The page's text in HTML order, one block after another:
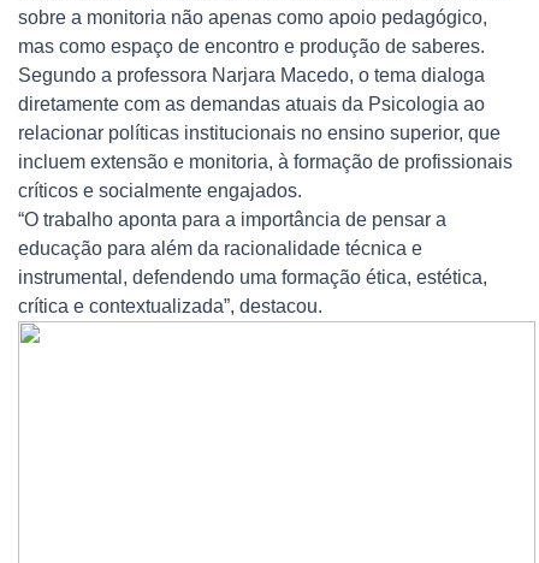
sobre a monitoria não apenas como apoio pedagógico,
mas como espaço de encontro e produção de saberes.
Segundo a professora Narjara Macedo, o tema dialoga
diretamente com as demandas atuais da Psicologia ao
relacionar políticas institucionais no ensino superior, que
incluem extensão e monitoria, à formação de profissionais
críticos e socialmente engajados.
“O trabalho aponta para a importância de pensar a
educação para além da racionalidade técnica e
instrumental, defendendo uma formação ética, estética,
crítica e contextualizada”, destacou.